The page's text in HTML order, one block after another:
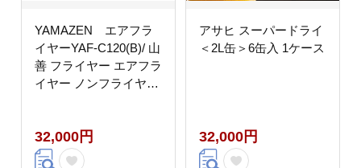
YAMAZEN エアフラ
イヤーYAF-C120(B)/ 山
善 フライヤー エアフラ
イヤー ノンフライヤー
らし ギフト プレゼント
贈り物 人気 おすすめ
32,000円
アサヒ スーパードライ
＜2L缶＞6缶入 1ケース
32,000円